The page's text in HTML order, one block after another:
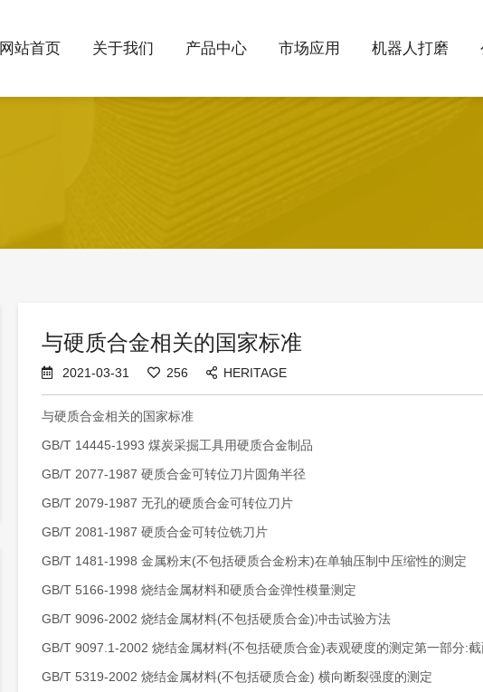
网站首页 关于我们 产品中心 市场应用 机器人打磨
与硬质合金相关的国家标准
2021-03-31 256 HERITAGE
与硬质合金相关的国家标准
GB/T 14445-1993 煤炭采掘工具用硬质合金制品
GB/T 2077-1987 硬质合金可转位刀片圆角半径
GB/T 2079-1987 无孔的硬质合金可转位刀片
GB/T 2081-1987 硬质合金可转位铣刀片
GB/T 1481-1998 金属粉末(不包括硬质合金粉末)在单轴压制中压缩性的测定
GB/T 5166-1998 烧结金属材料和硬质合金弹性模量测定
GB/T 9096-2002 烧结金属材料(不包括硬质合金)冲击试验方法
GB/T 9097.1-2002 烧结金属材料(不包括硬质合金)表观硬度的测定第一部分:
GB/T 5319-2002 烧结金属材料(不包括硬质合金) 横向断裂强度的测定